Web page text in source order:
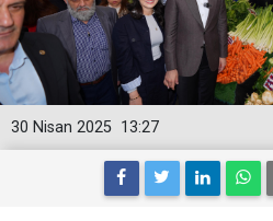
13:27
30 Nisan 2025